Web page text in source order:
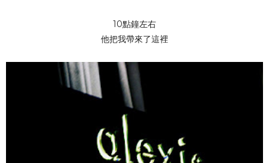
10點鐘左右
他把我帶來了這裡